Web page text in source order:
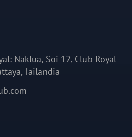
Naklua, Soi 12, Club Royal
Tailandia